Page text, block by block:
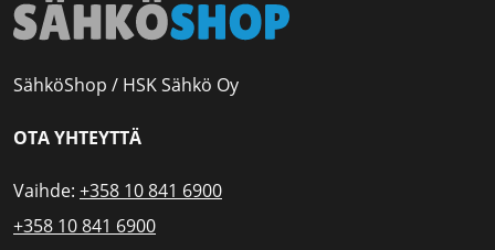
SähköShop / HSK Sähkö Oy
OTA YHTEYTTÄ
Vaihde: +358 10 841 6900
+358 10 841 6900